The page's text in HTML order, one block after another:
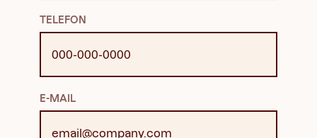
TELEFON
E-MAIL